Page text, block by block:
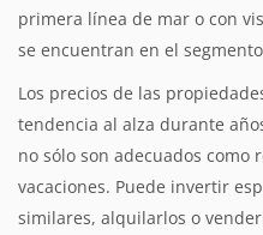
primera línea de mar o con
se encuentran en el
Los precios de las
tendencia al alza durante
no sólo son adecuados como
vacaciones. Puede invertir
similares, alquilarlos o